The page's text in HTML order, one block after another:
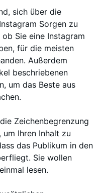
sich über die
Sorgen zu
Sie eine Instagram
für die meisten
Außerdem
beschriebenen
um das Beste aus
Zeichenbegrenzung
Ihren Inhalt zu
das Publikum in den
Sie wollen
lesen.